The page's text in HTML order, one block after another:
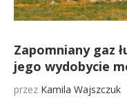
Zapomniany gaz
jego wydobycie
przez Kamila Wajszczuk